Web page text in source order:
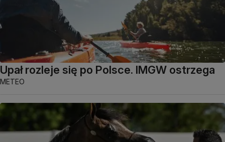
Upał rozleje się po Polsce. IMGW ostrzega
METEO